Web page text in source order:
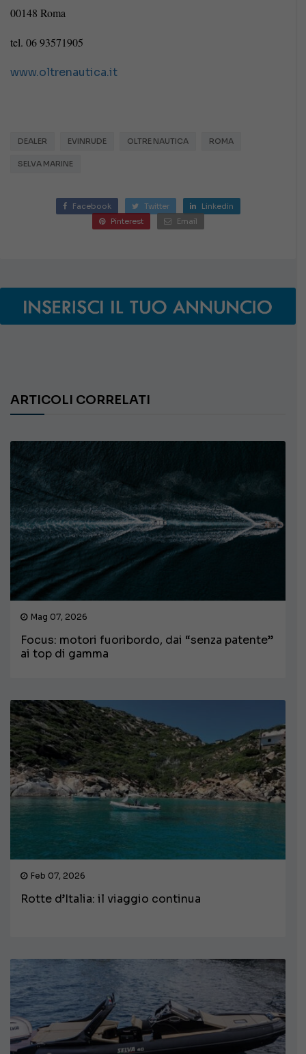
00148 Roma
tel. 06 93571905
www.oltrenautica.it
DEALER EVINRUDE OLTRE NAUTICA ROMA
SELVA MARINE
Facebook Twitter
Linkedin
Pinterest
Email
ARTICOLI CORRELATI
Mag 07, 2026
Focus: motori fuoribordo, dai “senza patente”
ai top di gamma
Feb 07, 2026
Rotte d’Italia: il viaggio continua